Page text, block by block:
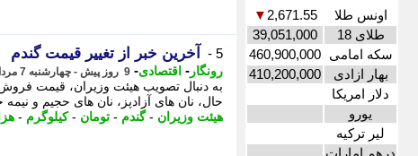
اونس طلا 2,671.55
▼
طلای 18
39,051,000
سکه امامی 460,900,000
بهار ازادی
410,200,000
دلار امریکا
یورو
لیر ترکیه
درهم امارات
5 - آخرین خبر از تغییر قیمت گندم
رونگار - اقتصادی- 9 روز پیش - چهارشنبه 7 مرداد 1405، 15:37
حال، نان های آزادپز، نان های حجیم و
هیئت وزیران -گندم - تومان -کیلوگرم -